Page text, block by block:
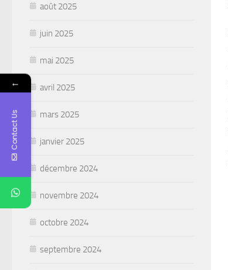
août 2025
juin 2025
mai 2025
avril 2025
mars 2025
janvier 2025
décembre 2024
novembre 2024
octobre 2024
septembre 2024
←
Contact Us